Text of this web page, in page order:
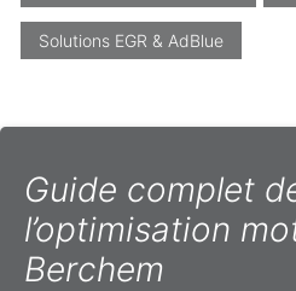
Solutions EGR & AdBlue
Guide complet
l’optimisation
Berchem